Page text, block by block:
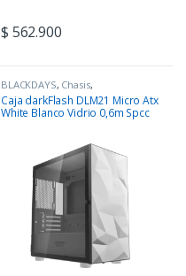
$ 562.900
BLACKDAYS, Chasis,
COMPONENTES
Caja darkFlash DLM21 Micro Atx
White Blanco Vidrio 0,6m Spcc